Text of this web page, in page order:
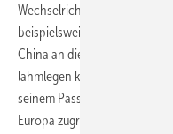
Wechselrichter – und das ist
beispielsweise an das
China an die Hand gibt, wenn
lahmlegen kann. Aber sogar
seinem Passwortzugang oft
Europa zugreifen. Feindlich